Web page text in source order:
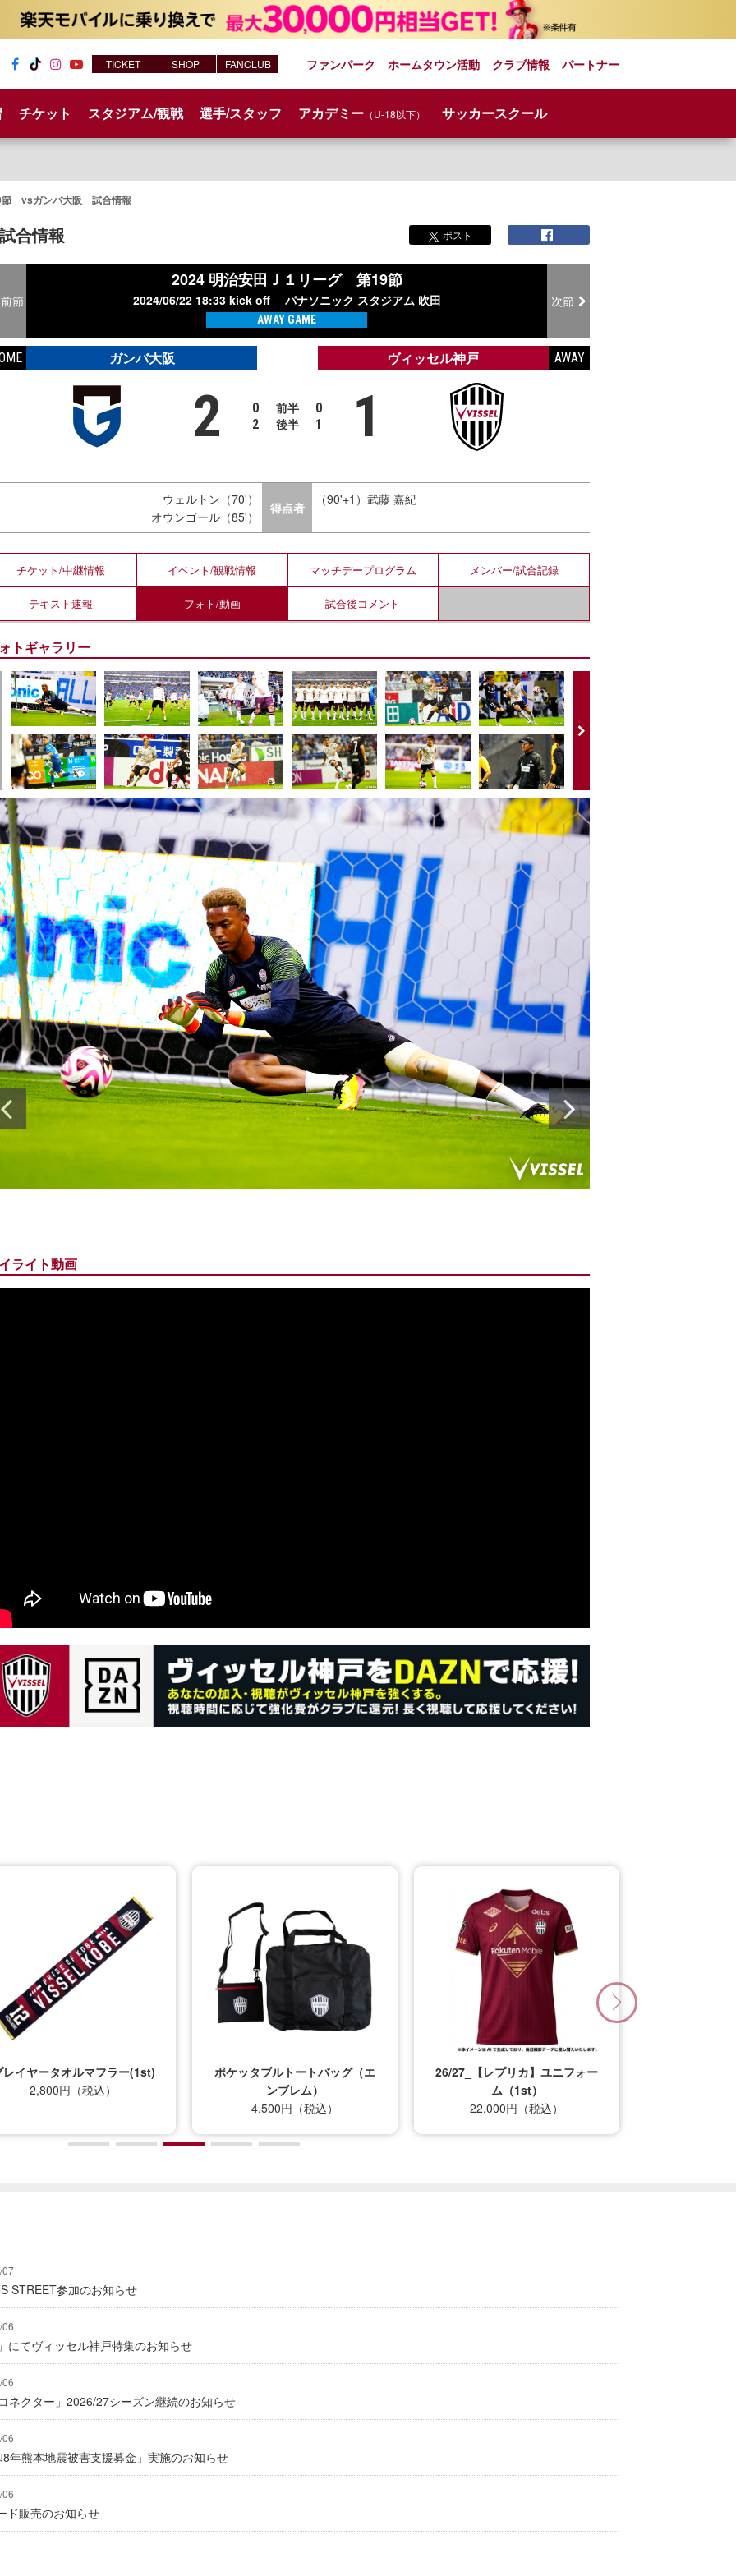
am e
チケット スタジアム/観戦 選手/スタッフ アカデミー（U-18以下） サッカースクール
ファンパーク ホームタウン活動 クラブ情報 パートナー
TICKET SHOP FANCLUB
節 vsガンバ大阪 試合情報
試合情報 ポスト
前節
2024 明治安田Ｊ１リーグ 第19節
2024/06/22 18:33 kick off パナソニック スタジアム 吹田
AWAY GAME
次節
ガンバ大阪 AWAY
ヴィッセル神戸
2 0 前半
0
2
後半 1 1
ウェルトン（70'）
オウンゴール（85'）
得点者
（90'+1）武藤 嘉紀
チケット/中継情報 イベント/観戦情報 マッチデープログラム メンバー/試合記録
テキスト速報 フォト/動画 試合後コメント -
トギャラリー
ライト動画
レイヤータオルマフラー(1st)
2,800円（税込）
ポケッタブルトートバッグ（エ
ンブレム）
4,500円（税込）
26/27_【レプリカ】ユニフォー
ム（1st）
22,000円（税込）
07
STREET参加のお知らせ
にてヴィッセル神戸特集のお知らせ
ネクター」2026/27シーズン継続のお知らせ
年熊本地震被害支援募金」実施のお知らせ
ド販売のお知らせ